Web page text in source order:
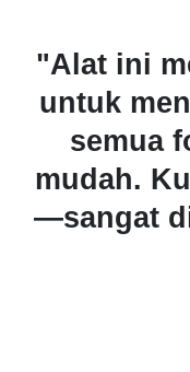
saya
dari
dengan
terjaga